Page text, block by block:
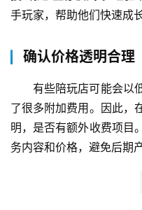
手玩家，帮助他们快速成长
确认价格透明合理
有些陪玩店可能会以
了很多附加费用。因此，
明，是否有额外收费项目
务内容和价格，避免后期